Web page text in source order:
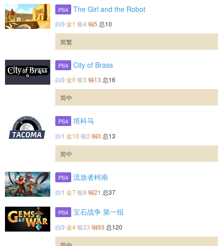
PS4 The Girl and the Robot
白0 金1 银4 铜5 总10
简繁
PS4 City of Brass
白0 金0 银3 铜13 总16
简中
PS4 塔科马
白1 金10 银2 铜0 总13
简中
PS4 流放者柯南
白1 金7银8 铜21 总37
PS4 宝石战争 第一组
白0 金4银23 铜93 总120